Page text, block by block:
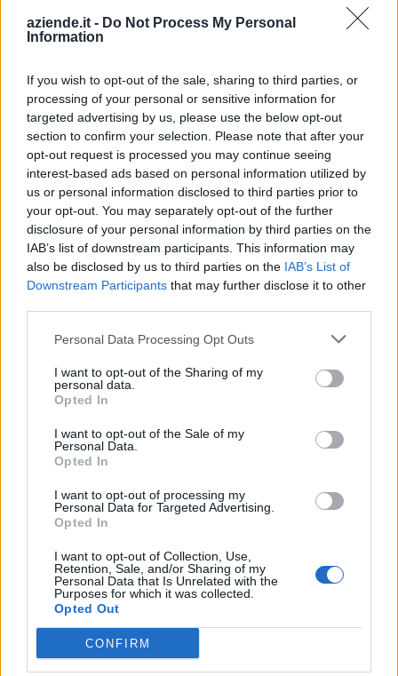
aziende.it - Do Not Process My Personal
Information
If you wish to opt-out of the sale, sharing to third parties, or
processing of your personal or sensitive information for
targeted advertising by us, please use the below opt-out
section to confirm your selection. Please note that after your
opt-out request is processed you may continue seeing
interest-based ads based on personal information utilized by
us or personal information disclosed to third parties prior to
your opt-out. You may separately opt-out of the further
disclosure of your personal information by third parties on the
IAB’s list of downstream participants. This information may
also be disclosed by us to third parties on the IAB’s List of
Downstream Participants that may further disclose it to other
Personal Data Processing Opt Outs
I want to opt-out of the Sharing of my
personal data.
Opted In
I want to opt-out of the Sale of my
Personal Data.
Opted In
I want to opt-out of processing my
Personal Data for Targeted Advertising.
Opted In
I want to opt-out of Collection, Use,
Retention, Sale, and/or Sharing of my
Personal Data that Is Unrelated with the
Purposes for which it was collected.
Opted Out
CONFIRM
Indirizzo:Strada Antica Di Morano 4-6, 15033
Provincia:Alessandria
Regione:Piemonte
Tutti i documenti e servizi disponibili →
Documenti più richiesti
Visure Camerali - Società di Persone
€ 5,39 IVA inclusa